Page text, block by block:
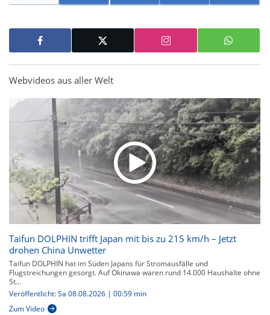
Webvideos aus aller Welt
Taifun DOLPHIN trifft Japan mit bis zu 215 km/h – Jetzt
drohen China Unwetter
Taifun DOLPHIN hat im Süden Japans für Stromausfälle und
Flugstreichungen gesorgt. Auf Okinawa waren rund 14.000 Haushalte ohne
St...
Veröffentlicht: Sa 08.08.2026 | 00:59 min
Zum Video